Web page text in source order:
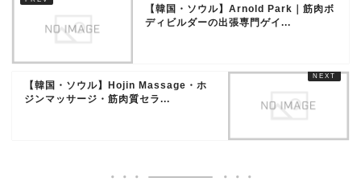
【韓国・ソウル】Arnold Park｜筋肉ボ
ディビルダーの出張専門ゲイ...
【韓国・ソウル】Hojin Massage・ホ
ジンマッサージ・筋肉質セラ...